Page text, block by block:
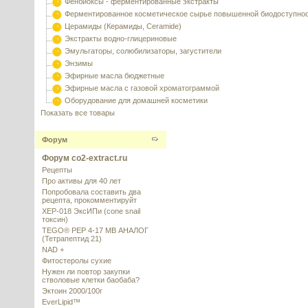
Ферментированное косметическое сырье повышенной
Церамиды (Керамиды, Ceramide)
Экстракты водно-глицериновые
Эмульгаторы, солюбилизаторы, загустители
Энзимы
Эфирные масла бюджетные
Эфирные масла с газовой хроматограммой
Оборудование для домашней косметики
Показать все товары
Форум
Форум co2-extract.ru
Рецепты
Про активы для 40 лет
Попробовала составить два
рецепта, прокомментируйт
XEP-018 ЭксИПи (cone snail
токсин)
TEGO® PEP 4-17 MB АНАЛОГ
(Тетрапептид 21)
NAD +
Фитостеролы сухие
Нужен ли повтор закупки
стволовые клетки баобаба?
Эктоин 2000/100г
EverLipid™